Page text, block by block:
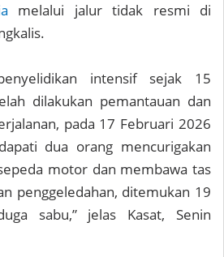
melalui jalur tidak resmi di
intensif sejak 15
dilakukan pemantauan dan
pada 17 Februari 2026
dua orang mencurigakan
motor dan membawa tas
penggeledahan, ditemukan 19
sabu,” jelas Kasat, Senin